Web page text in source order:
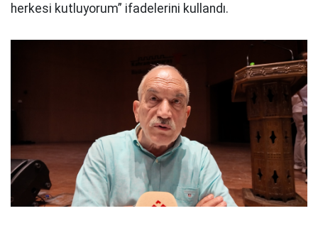
herkesi kutluyorum” ifadelerini kullandı.